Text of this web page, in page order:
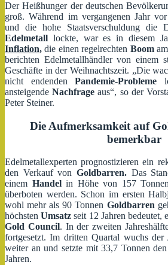
Der Heißhunger der deutschen
groß. Während im vergangenen Jahr
und die hohe Staatsverschuldung die
Edelmetall lockte, war es in diesem
Inflation, die einen regelrechten Boom
berichten Edelmetallhändler von einem
Geschäfte in der Weihnachtszeit. „Die
nicht endenden Pandemie-Probleme
ansteigendeNachfrage aus“, so der
Peter Steiner.
Die Aufmerksamkeit auf
bemerkbar
Edelmetallexperten prognostizieren ein
den Verkauf von Goldbarren. Das
einem Handelin Höhe von 157
überboten werden. Schon im ersten
wohl mehr als 90 Tonnen Goldbarren
höchstenUmsatz seit 12 Jahren bedeutet,
Gold Council. In der zweiten
fortgesetzt. Im dritten Quartal wuchs der
weiter an und setzte mit 33,7 Tonnen
Jahren.